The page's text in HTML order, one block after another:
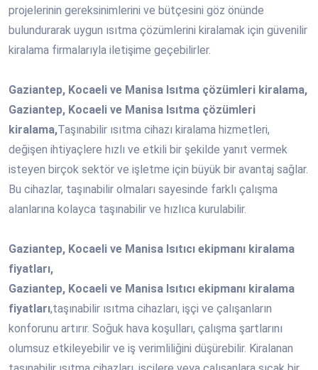
projelerinin gereksinimlerini ve bütçesini göz önünde
bulundurarak uygun ısıtma çözümlerini kiralamak için güvenilir
kiralama firmalarıyla iletişime geçebilirler.
Gaziantep, Kocaeli ve Manisa Isıtma çözümleri kiralama,
Gaziantep, Kocaeli ve Manisa Isıtma çözümleri
kiralama,Taşınabilir ısıtma cihazı kiralama hizmetleri,
değişen ihtiyaçlere hızlı ve etkili bir şekilde yanıt vermek
isteyen birçok sektör ve işletme için büyük bir avantaj sağlar.
Bu cihazlar, taşınabilir olmaları sayesinde farklı çalışma
alanlarına kolayca taşınabilir ve hızlıca kurulabilir.
Gaziantep, Kocaeli ve Manisa Isıtıcı ekipmanı kiralama
fiyatları,
Gaziantep, Kocaeli ve Manisa Isıtıcı ekipmanı kiralama
fiyatları,taşınabilir ısıtma cihazları, işçi ve çalışanların
konforunu artırır. Soğuk hava koşulları, çalışma şartlarını
olumsuz etkileyebilir ve iş verimliliğini düşürebilir. Kiralanan